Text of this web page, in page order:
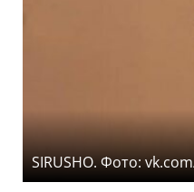
SIRUSHO. Фото: